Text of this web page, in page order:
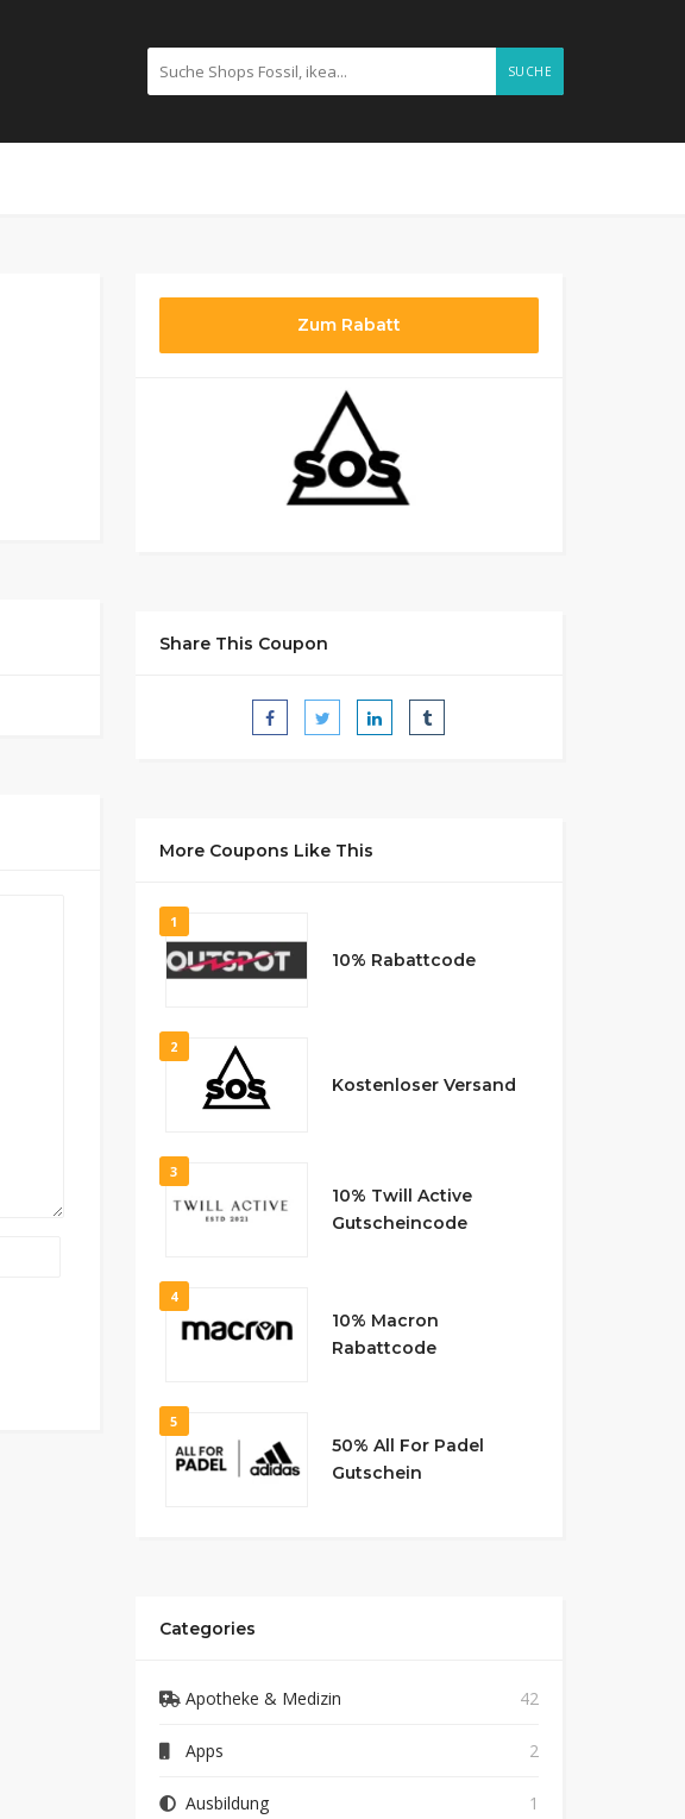
SUCHE
Zum Rabatt
Share This Coupon
More Coupons Like This
1
10% Rabattcode
2
Kostenloser Versand
3
10% Twill Active
Gutscheincode
4
10% Macron
Rabattcode
5
50% All For Padel
Gutschein
Categories
Apotheke & Medizin 42
Apps 2
Ausbildung 1